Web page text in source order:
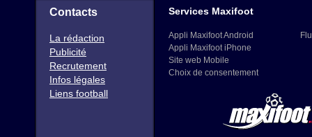
Contacts
La rédaction
Publicité
Recrutement
Infos légales
Liens football
Services Maxifoot
Appli Maxifoot Android
Appli Maxifoot iPhone
Site web Mobile
Choix de consentement